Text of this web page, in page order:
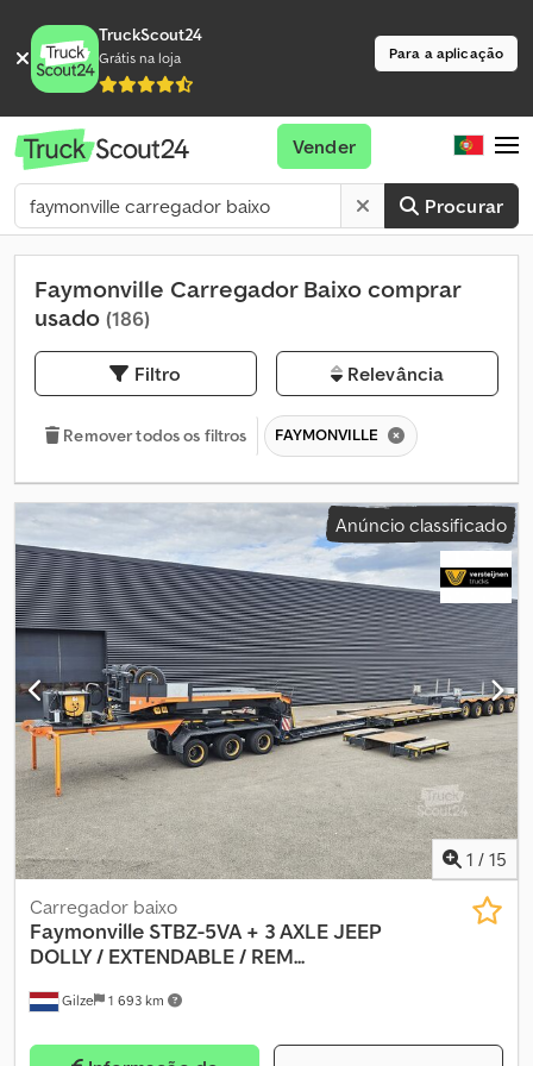
TruckScout24
Grátis na loja Para a aplicação
Procurar
Vender
Faymonville Carregador Baixo comprar
usado (186)
Filtro Relevância
Remover todos os filtros FAYMONVILLE
Anúncio classificado
1 / 15
Gilze 1 693 km
Carregador baixo
Faymonville STBZ-5VA + 3 AXLE JEEP
DOLLY / EXTENDABLE / REM...